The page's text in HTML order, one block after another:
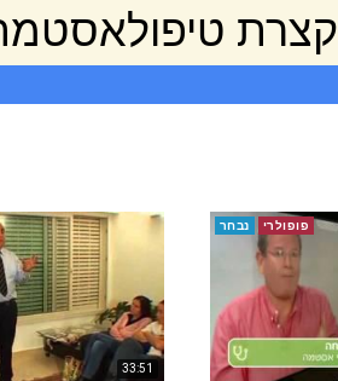
קצרת
פופולרי נבחר
33:51